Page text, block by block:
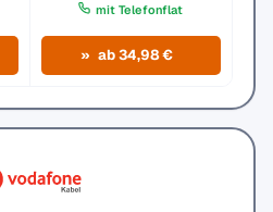
mit Telefonflat
ab 34,98 €